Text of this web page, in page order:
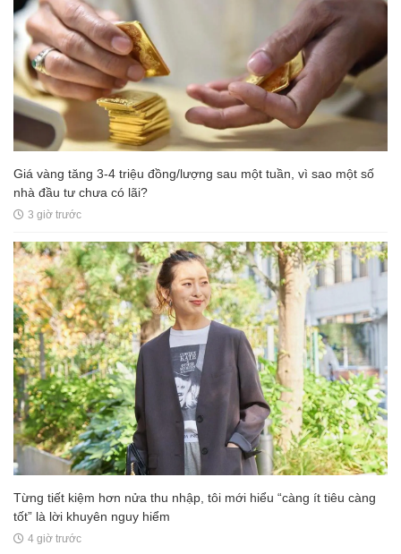
Giá vàng tăng 3-4 triệu đồng/lượng sau một tuần, vì sao một số
nhà đầu tư chưa có lãi?
3 giờ trước
Từng tiết kiệm hơn nửa thu nhập, tôi mới hiểu “càng ít tiêu càng
tốt” là lời khuyên nguy hiểm
4 giờ trước